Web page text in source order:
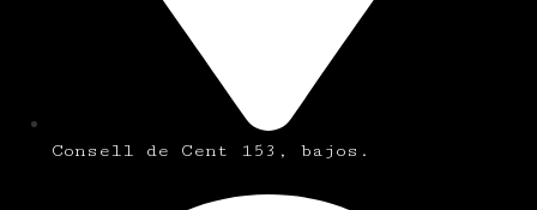
Consell de Cent 153, bajos.